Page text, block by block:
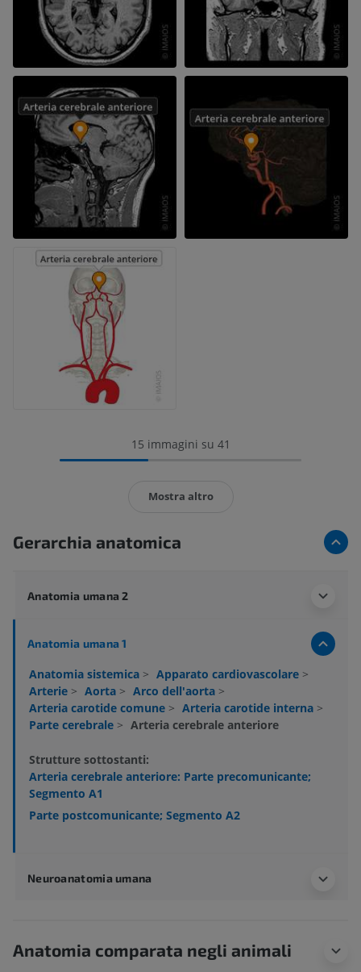
15 immagini su 41
Mostra altro
Gerarchia anatomica
Anatomia umana 2
Anatomia umana 1
Anatomia sistemica > Apparato cardiovascolare >
Arterie > Aorta > Arco dell'aorta >
Arteria carotide comune > Arteria carotide interna >
Parte cerebrale > Arteria cerebrale anteriore
Strutture sottostanti:
Arteria cerebrale anteriore: Parte precomunicante;
Segmento A1
Parte postcomunicante; Segmento A2
Neuroanatomia umana
Anatomia comparata negli animali